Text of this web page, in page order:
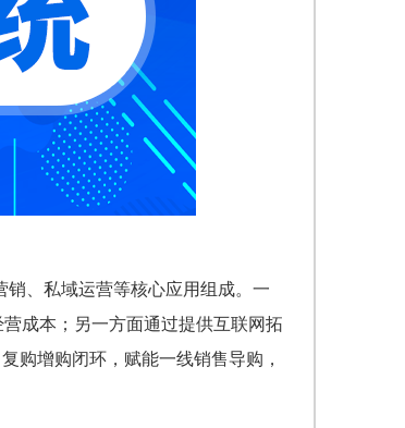
销、私域运营等核心应用组成。一
成本；另一方面通过提供互联网拓
购增购闭环，赋能一线销售导购，